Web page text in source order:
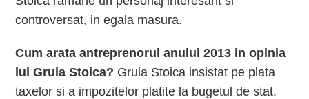
controversat, in egala masura.
Cum arata antreprenorul anului 2013 in opinia
lui Gruia Stoica? Gruia Stoica insistat pe plata
taxelor si a impozitelor platite la bugetul de stat.